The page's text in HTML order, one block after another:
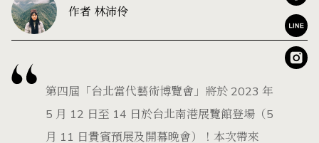
作者 林沛伶
第四屆「台北當代藝術博覽會」將於 2023 年
5 月 12 日至 14 日於台北南港展覽館登場（5
月 11 日貴賓預展及開幕晚會）！本次帶來